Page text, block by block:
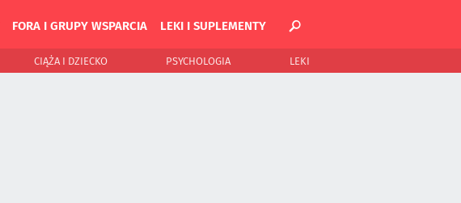
FORA I GRUPY WSPARCIA LEKI I SUPLEMENTY
CIĄŻA I DZIECKO PSYCHOLOGIA LEKI